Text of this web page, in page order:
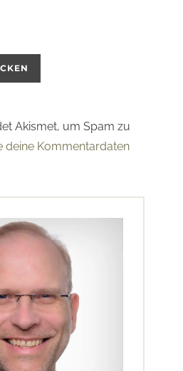
Akismet, um Spam zu
deine Kommentardaten